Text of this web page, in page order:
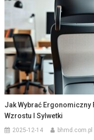
Jak Wybrać Ergonomiczny
Wzrostu I Sylwetki
2025-12-14 bhmd.com.pl